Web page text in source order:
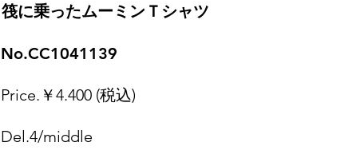
​筏に乗ったムーミンＴシャツ
No.CC1041139
Price.￥4.400 (税込)
Del.4/middle